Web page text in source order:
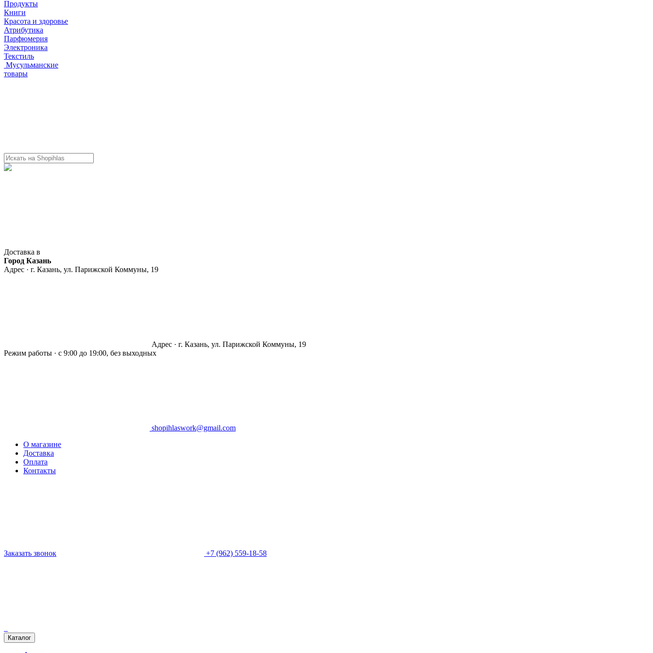
Продукты
Книги
Красота и здоровье
Атрибутика
Парфюмерия
Электроника
Текстиль
Мусульманские
товары
Доставка в
Город Казань
Адрес · г. Казань, ул. Парижской Коммуны, 19
Адрес · г. Казань, ул. Парижской Коммуны, 19
Режим работы · с 9:00 до 19:00, без выходных
shopihlaswork@gmail.com
О магазине
Доставка
Оплата
Контакты
Заказать звонок +7 (962) 559-18-58
Каталог